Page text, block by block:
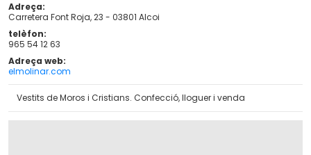
Adreça
Carretera Font Roja, 23 - 03801 Alcoi
telèfon
965 54 12 63
Adreça web
elmolinar.com
Vestits de Moros i Cristians. Confecció, lloguer i venda